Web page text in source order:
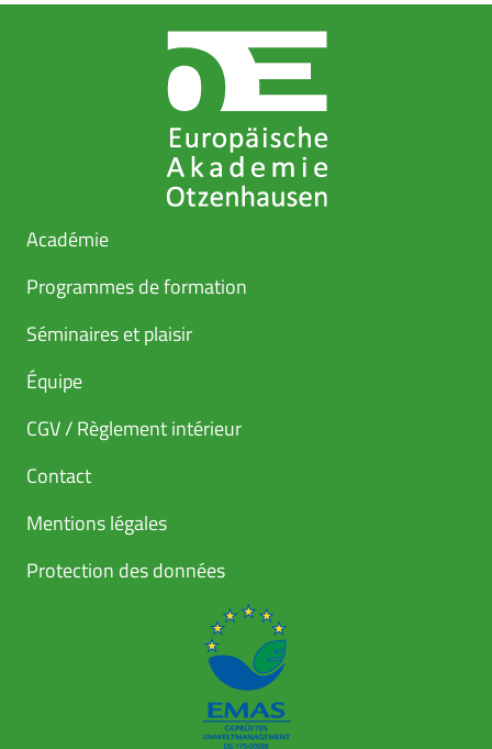
Académie
Programmes de formation
Séminaires et plaisir
Équipe
CGV / Règlement intérieur
Contact
Mentions légales
Protection des données